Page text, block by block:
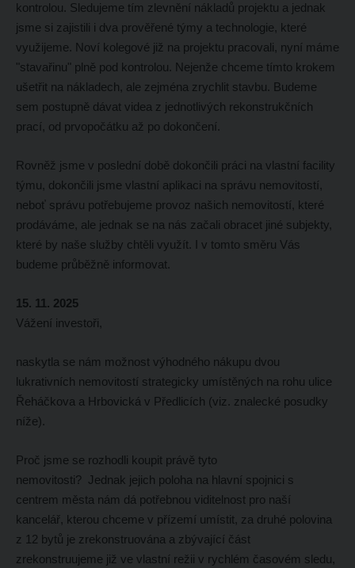
kontrolou. Sledujeme tím zlevnění nákladů projektu a jednak
jsme si zajistili i dva prověřené týmy a technologie, které
využijeme. Noví kolegové již na projektu pracovali, nyní máme
"stavařinu" plně pod kontrolou. Nejenže chceme tímto krokem
ušetřit na nákladech, ale zejména zrychlit stavbu. Budeme
sem postupně dávat videa z jednotlivých rekonstrukčních
prací, od prvopočátku až po dokončení.
Rovněž jsme v poslední době dokončili práci na vlastní facility
týmu, dokončili jsme vlastní aplikaci na správu nemovitostí,
neboť správu potřebujeme provoz našich nemovitostí, které
prodáváme, ale jednak se na nás začali obracet jiné subjekty,
které by naše služby chtěli využít. I v tomto směru Vás
budeme průběžně informovat.
15. 11. 2025
Vážení investoři,
naskytla se nám možnost výhodného nákupu dvou
lukrativních nemovitostí strategicky umístěných na rohu ulice
Řeháčkova a Hrbovická v Předlicích (viz. znalecké posudky
níže).
Proč jsme se rozhodli koupit právě tyto
nemovitosti? Jednak jejich poloha na hlavní spojnici s
centrem města nám dá potřebnou viditelnost pro naší
kancelář, kterou chceme v přízemí umístit, za druhé polovina
z 12 bytů je zrekonstruována a zbývající část
zrekonstruujeme již ve vlastní režii v rychlém časovém sledu,